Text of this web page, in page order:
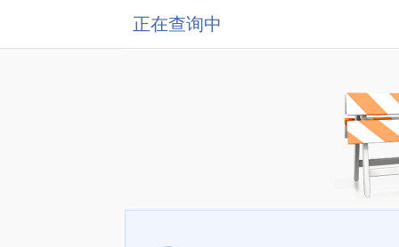
正在查询中